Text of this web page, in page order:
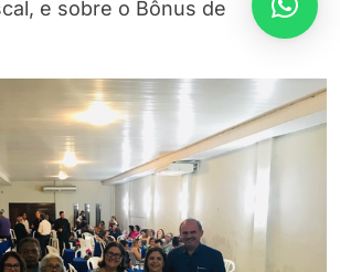
e sobre o Bônus de